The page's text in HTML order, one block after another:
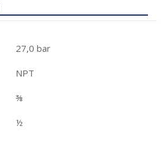
27,0 bar
NPT
⅜
½